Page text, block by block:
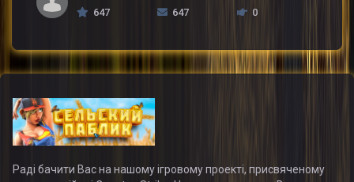
647
647 0
Раді бачити Вас на нашому ігровому проекті, присвяченому